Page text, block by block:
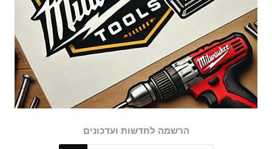
הרשמה לחדשות ועדכונים